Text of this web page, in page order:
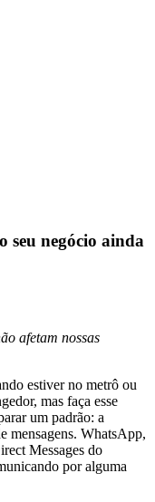
seu negócio ainda
afetam nossas
estiver no metrô ou
mas faça esse
um padrão: a
mensagens. WhatsApp,
Messages do
por alguma